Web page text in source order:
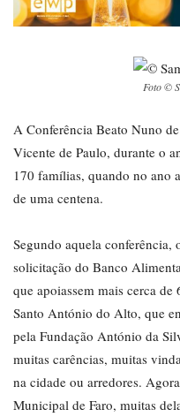
Foto ©
A Conferência Beato Nuno
Vicente de Paulo, durante o
170 famílias, quando no ano
de uma centena.
Segundo aquela conferência,
solicitação do Banco
que apoiassem mais cerca
Santo António do Alto, que
pela Fundação António da
muitas carências, muitas
na cidade ou arredores.
Municipal de Faro, muitas